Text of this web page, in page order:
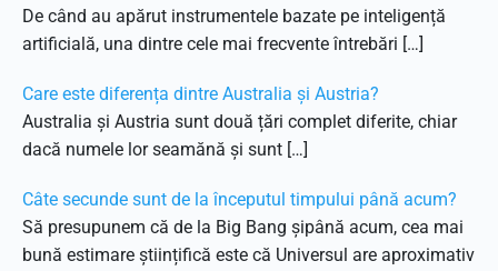
De când au apărut instrumentele bazate pe inteligență
artificială, una dintre cele mai frecvente întrebări […]
Care este diferența dintre Australia și Austria?
Australia și Austria sunt două țări complet diferite, chiar
dacă numele lor seamănă și sunt […]
Câte secunde sunt de la începutul timpului până acum?
Să presupunem că de la Big Bang șipână acum, cea mai
bună estimare științifică este că Universul are aproximativ